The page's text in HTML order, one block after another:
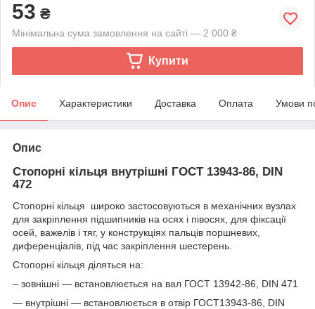
53 ₴
Мінімальна сума замовлення на сайті — 2 000 ₴
Купити
Опис Характеристики Доставка Оплата Умови
Опис
Стопорні кільця внутрішні ГОСТ 13943-86, DIN
472
Стопорні кільця широко застосовуються в механічних вузлах
для закріплення підшипників на осях і півосях, для фіксації
осей, важелів і тяг, у конструкціях пальців поршневих,
диференціалів, під час закріплення шестерень.
Стопорні кільця діляться на:
– зовнішні — встановлюється на вал ГОСТ 13942-86, DIN 471
— внутрішні — встановлюється в отвір ГОСТ13943-86, DIN